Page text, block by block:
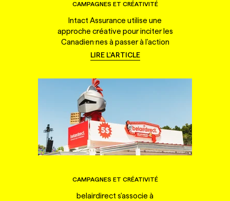
CAMPAGNES ET CRÉATIVITÉ
Intact Assurance utilise une
approche créative pour inciter les
Canadien·nes à passer à l'action
LIRE L'ARTICLE
CAMPAGNES ET CRÉATIVITÉ
belairdirect s'associe à